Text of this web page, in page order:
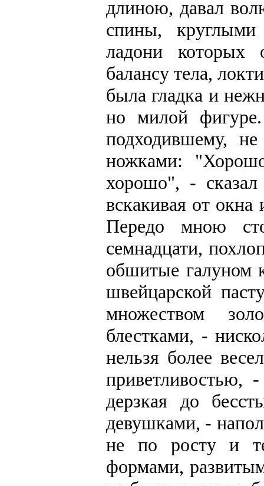
длиною, давал
спины, круглыми
ладони которых
балансу тела,
была гладка и
но милой
подходившему,
ножками:
хорошо", -
вскакивая от
Передо мною
семнадцати,
обшитые галуном
швейцарской
множеством
блестками, -
нельзя более
приветливостью,
дерзкая до
девушками, -
не по росту и
формами,